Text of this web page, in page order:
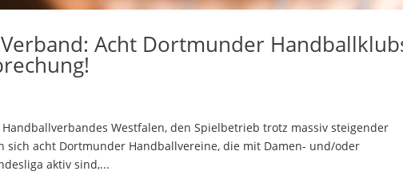
Acht Dortmunder
Westfalen, den Spielbetrieb trotz massiv steigender
sich acht Dortmunder Handballvereine, die mit Damen- und/oder
aktiv sind,...